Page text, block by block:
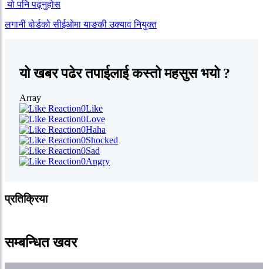
यो पनि पढ्नुहोस
लगानी बोर्डको सीईओमा याङकी उक्याव नियुक्त
यो खबर पढेर तपाईलाई कस्तो महसुस भयो ?
Array
0Like
0Love
0Haha
0Shocked
0Sad
0Angry
प्रतिक्रिया
सम्बन्धित खवर